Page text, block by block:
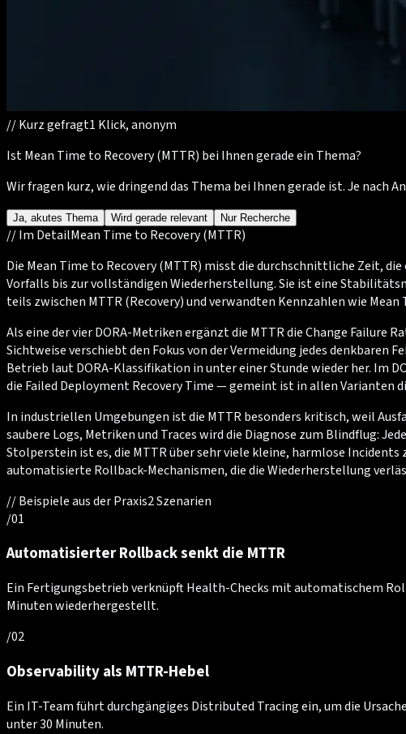
//Kurz gefragt1 Klick, anonym
Ist Mean Time to Recovery (MTTR) bei Ihnen gerade ein Thema?
Wir fragen kurz, wie dringend das Thema bei Ihnen gerade ist. Je
Ja, akutes Thema Wird gerade relevant Nur Recherche
//Im DetailMean Time to Recovery (MTTR)
Die Mean Time to Recovery (MTTR) misst die durchschnittliche Zeit,
Vorfalls bis zur vollständigen Wiederherstellung. Sie ist eine
teils zwischen MTTR (Recovery) und verwandten Kennzahlen wie
Als eine der vier DORA-Metriken ergänzt die MTTR die Change Failure
Sichtweise verschiebt den Fokus von der Vermeidung jedes
Betrieb laut DORA-Klassifikation in unter einer Stunde wieder her. Im
die Failed Deployment Recovery Time — gemeint ist in allen Varianten
In industriellen Umgebungen ist die MTTR besonders kritisch, weil
saubere Logs, Metriken und Traces wird die Diagnose zum Blindflug:
Stolperstein ist es, die MTTR über sehr viele kleine, harmlose
automatisierte Rollback-Mechanismen, die die Wiederherstellung
//Beispiele aus der Praxis2Szenarien
/01
Automatisierter Rollback senkt die MTTR
Ein Fertigungsbetrieb verknüpft Health-Checks mit automatischem
Minuten wiederhergestellt.
/02
Observability als MTTR-Hebel
Ein IT-Team führt durchgängiges Distributed Tracing ein, um die
unter 30 Minuten.